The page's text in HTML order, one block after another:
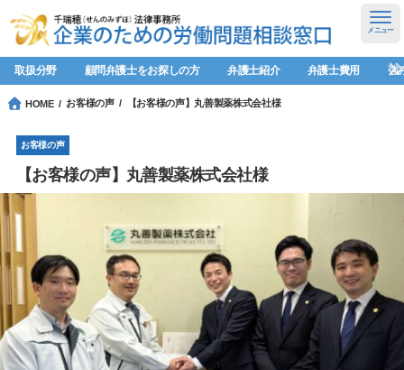
取扱分野 顧問弁護士をお探しの方 弁護士紹介 弁護士費用 強
メニュー
HOME お客様の声 【お客様の声】丸善製薬株式会社様
お客様の声
【お客様の声】丸善製薬株式会社様